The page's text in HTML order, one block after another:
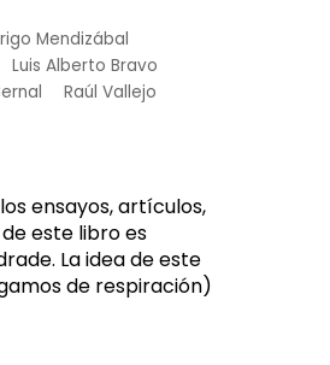
Mendizábal
Luis Alberto Bravo
Raúl Vallejo
ensayos, artículos,
este libro es
La idea de este
de respiración)